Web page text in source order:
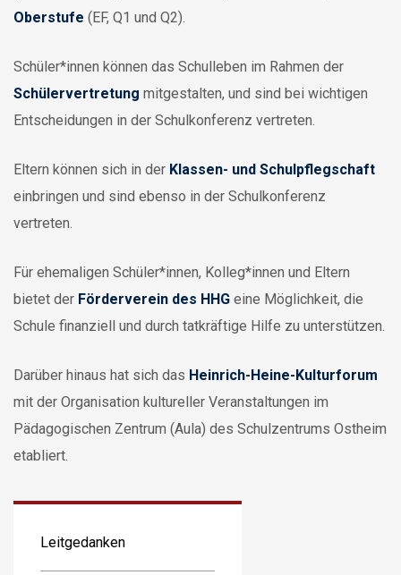
Oberstufe (EF, Q1 und Q2).
Schüler*innen können das Schulleben im Rahmen der
Schülervertretung mitgestalten, und sind bei wichtigen
Entscheidungen in der Schulkonferenz vertreten.
Eltern können sich in der Klassen- und Schulpflegschaft
einbringen und sind ebenso in der Schulkonferenz
vertreten.
Für ehemaligen Schüler*innen, Kolleg*innen und Eltern
bietet der Förderverein des HHG eine Möglichkeit, die
Schule finanziell und durch tatkräftige Hilfe zu unterstützen.
Darüber hinaus hat sich das Heinrich-Heine-Kulturforum
mit der Organisation kultureller Veranstaltungen im
Pädagogischen Zentrum (Aula) des Schulzentrums Ostheim
etabliert.
Leitgedanken